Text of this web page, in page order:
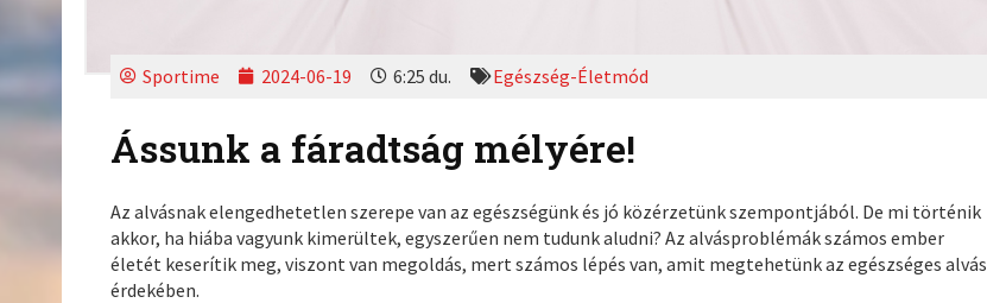
Sportime 2024-06-19 6:25 du. Egészség-Életmód
Ássunk a fáradtság mélyére!
Az alvásnak elengedhetetlen szerepe van az egészségünk és jó közérzetünk szempontjából. De mi történik
akkor, ha hiába vagyunk kimerültek, egyszerűen nem tudunk aludni? Az alvásproblémák számos ember
életét keserítik meg, viszont van megoldás, mert számos lépés van, amit megtehetünk az egészséges alvás
érdekében.